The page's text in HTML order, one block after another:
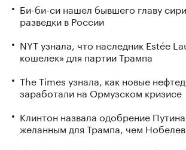
Би-би-си нашел бывшего главу
разведки в России
NYT узнала, что наследник Estée
кошелек» для партии Трампа
The Times узнала, как новые
заработали на Ормузском кризисе
Клинтон назвала одобрение
желанным для Трампа, чем